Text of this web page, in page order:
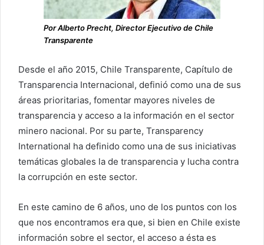
Por Alberto Precht, Director Ejecutivo de Chile
Transparente
Desde el año 2015, Chile Transparente, Capítulo de
Transparencia Internacional, definió como una de sus
áreas prioritarias, fomentar mayores niveles de
transparencia y acceso a la información en el sector
minero nacional. Por su parte, Transparency
International ha definido como una de sus iniciativas
temáticas globales la de transparencia y lucha contra
la corrupción en este sector.
En este camino de 6 años, uno de los puntos con los
que nos encontramos era que, si bien en Chile existe
información sobre el sector, el acceso a ésta es